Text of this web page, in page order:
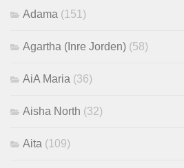
Adama (151)
Agartha (Inre Jorden) (58)
AiA Maria (36)
Aisha North (32)
Aita (109)